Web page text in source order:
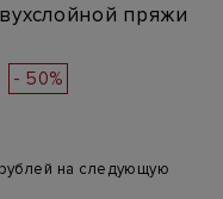
пряжи
- 50%
на следующую